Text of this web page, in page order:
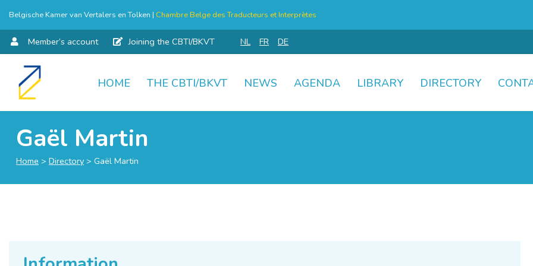
Belgische Kamer van Vertalers en Tolken | Chambre Belge des Traducteurs et Interprètes
Member’s account Joining the CBTI/BKVT NL FR DE
Skip
HOME THE CBTI/BKVT NEWS AGENDA LIBRARY DIRECTORY
Gaël Martin
Home > Directory > Gaël Martin